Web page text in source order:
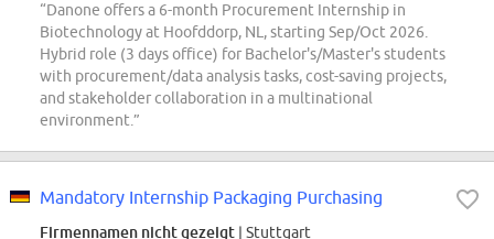
“Danone offers a 6-month Procurement Internship in
Biotechnology at Hoofddorp, NL, starting Sep/Oct 2026.
Hybrid role (3 days office) for Bachelor's/Master's students
with procurement/data analysis tasks, cost-saving projects,
and stakeholder collaboration in a multinational
environment.”
Mandatory Internship Packaging Purchasing
Firmennamen nicht gezeigt | Stuttgart